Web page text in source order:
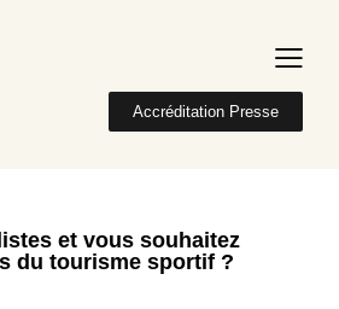
Accréditation Presse
et vous souhaitez
du tourisme sportif ?